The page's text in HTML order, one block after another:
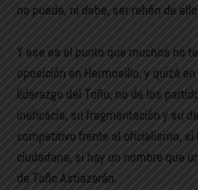
no puede, ni debe, ser rehén de
Y ese es el punto que muchos no
oposición en Hermosillo, y quizá
liderazgo del Toño, no de los
ineficacia, su fragmentación y su
competitivo frente al oficialismo, si
ciudadana, si hay un nombre que
de Toño Astiazarán.